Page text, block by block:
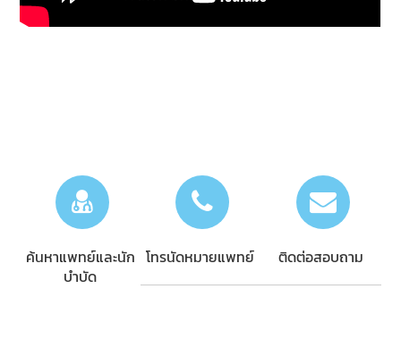
ค้นหาแพทย์และนัก
บำบัด
โทรนัดหมายแพทย์ ติดต่อสอบถาม